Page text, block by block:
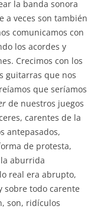
la banda sonora
a veces son también
comunicamos con
los acordes y
Crecimos con los
guitarras que nos
que seríamos
de nuestros juegos
carentes de la
antepasados,
de protesta,
aburrida
real era abrupto,
sobre todo carente
son, ridículos